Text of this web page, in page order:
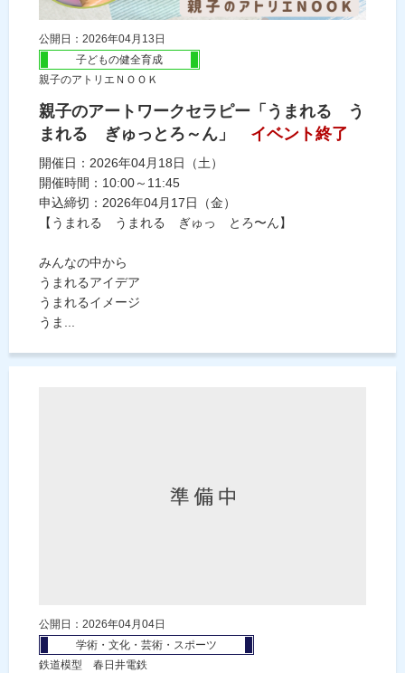
公開日：2026年04月13日
子どもの健全育成
親子のアトリエＮＯＯＫ
親子のアートワークセラピー「うまれる う
まれる ぎゅっとろ～ん」
イベント終了
開催日：2026年04月18日（土）
開催時間：10:00～11:45
申込締切：2026年04月17日（金）
【うまれる うまれる ぎゅっ とろ〜ん】
みんなの中から
うまれるアイデア
うまれるイメージ
うま...
公開日：2026年04月04日
学術・文化・芸術・スポーツ
鉄道模型 春日井電鉄